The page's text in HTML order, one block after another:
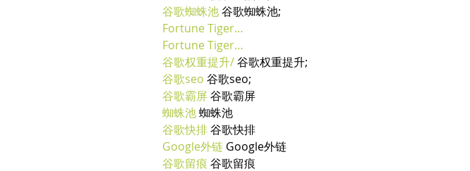
谷歌蜘蛛池 谷歌蜘蛛池;
Fortune Tiger…
Fortune Tiger…
谷歌权重提升/ 谷歌权重提升;
谷歌seo 谷歌seo;
谷歌霸屏 谷歌霸屏
蜘蛛池 蜘蛛池
谷歌快排 谷歌快排
Google外链 Google外链
谷歌留痕 谷歌留痕